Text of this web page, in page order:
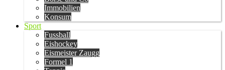
Immobilien
Konsum
Sport
Fussball
Eishockey
Eismeister Zaugg
Formel 1